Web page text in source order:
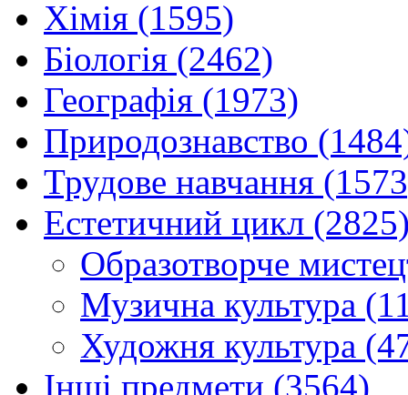
Хімія (1595)
Біологія (2462)
Географія (1973)
Природознавство
Трудове навчання
Естетичний цикл
Образотворче
Музична культура
Художня культура
Інші предмети (3564)